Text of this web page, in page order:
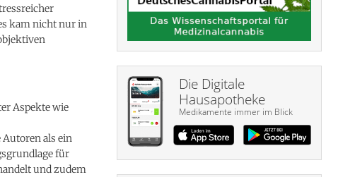
kam nicht nur in
Aspekte wie
als ein
für
und zudem
Die Digitale
Hausapotheke
Medikamente immer im Blick